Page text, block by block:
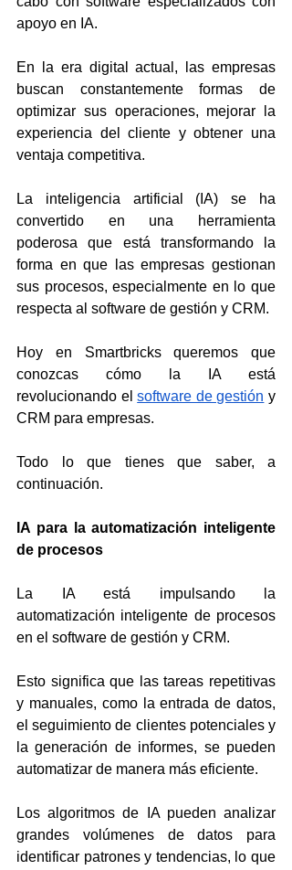
apoyo en IA.
En la era digital actual, las empresas
buscan constantemente formas de
optimizar sus operaciones, mejorar la
experiencia del cliente y obtener una
ventaja competitiva.
La inteligencia artificial (IA) se ha
convertido en una herramienta
poderosa que está transformando la
forma en que las empresas gestionan
sus procesos, especialmente en lo que
respecta al software de gestión y CRM.
Hoy en Smartbricks queremos que
conozcas cómo la IA está
revolucionando el software de gestión y
CRM para empresas.
Todo lo que tienes que saber, a
continuación.
IA para la automatización inteligente
de procesos
La IA está impulsando la
automatización inteligente de procesos
en el software de gestión y CRM.
Esto significa que las tareas repetitivas
y manuales, como la entrada de datos,
el seguimiento de clientes potenciales y
la generación de informes, se pueden
automatizar de manera más eficiente.
Los algoritmos de IA pueden analizar
grandes volúmenes de datos para
identificar patrones y tendencias, lo que